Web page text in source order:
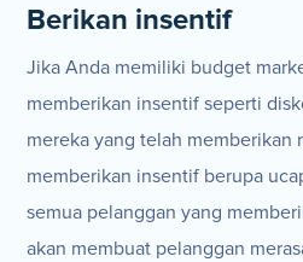
Berikan insentif
Jika Anda memiliki budget
memberikan insentif seperti
mereka yang telah memberikan
memberikan insentif berupa
semua pelanggan yang
akan membuat pelanggan